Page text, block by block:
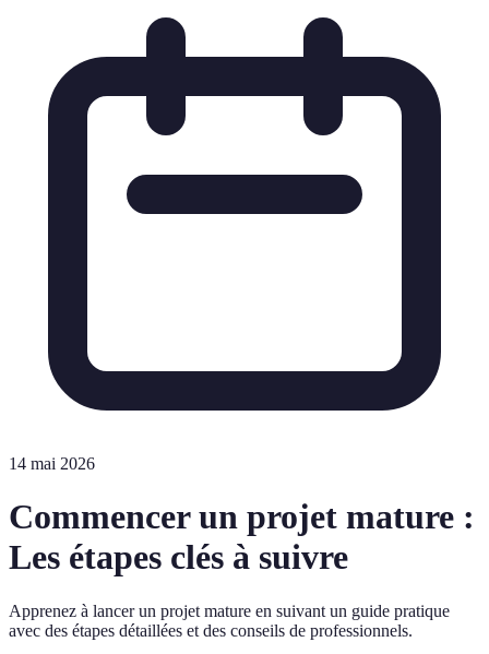
14 mai 2026
Commencer un projet mature :
Les étapes clés à suivre
Apprenez à lancer un projet mature en suivant un guide pratique
avec des étapes détaillées et des conseils de professionnels.